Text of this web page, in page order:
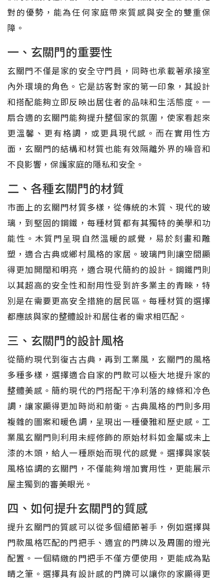
對的優勢，能為任何家庭帶來質感與安全的雙重保
障。
一、玄關門的重要性
玄關門不僅是家的安全守門員，同時也承載著承接室
內外環境的角色。它是訪客對家的第一印象，其設計
和搭配能夠立即反映出居住者的品味和生活態度。一
扇合適的玄關門能夠提升整個家的氛圍，使家看起來
更溫馨、更有格調，或更具現代感。而在實用性方
面，玄關門的結構和材質也能有效隔離外界的噪音和
不良影響，保護家庭的隱私和安全。
二、各種玄關門的材質
市面上的玄關門材質多樣，從傳統的木質、現代的玻
璃，到堅固的鋼鐵，每種材質都有其獨特的美學和功
能性。木質門呈現自然溫暖的感覺，易於刻畫和雕
塑，適合古典或鄉村風格的家居。玻璃門則讓空間顯
得更加開闊和明亮，適合現代簡約的設計。鋼鐵門則
以其超高的安全性和耐用性受到許多業主的青睞，特
別是在需要更高安全措施的居民區。每種材質的選擇
都應該與家的整體設計和居住者的需求相匹配。
三、玄關門的設計風格
從簡約現代到復古古典，再到工業風，玄關門的風格
多種多樣，選擇適合自家的門款可以極大地提升家的
整體美感。簡約現代的門搭配干净利落的線條和冷色
調，讓家顯得更加時尚和前衛。古典風格的門則多用
複雜的圖案和暖色調，呈現出一種優雅和歷史感。工
業風玄關門則利用未經修飾的原始材料如金屬或未上
漆的木頭，給人一種原始而現代的感覺。選擇與家裝
風格協調的玄關門，不僅能夠增加實用性，更能展示
屋主獨到的審美眼光。
四、如何提升玄關門的質感
提升玄關門的質感可以從多個細節著手，例如選擇與
門款風格匹配的門把手、適宜的門牌以及周圍的燈光
配置。一個精緻的門把手不僅方便使用，更能成為點
睛之筆。選擇具有設計感的門牌可以讓你的家顯得更